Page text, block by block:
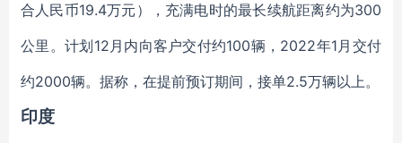
合人民币19.4万元），充满电时的最长续航距离约为300
公里。计划12月内向客户交付约100辆，2022年1月交付
约2000辆。据称，在提前预订期间，接单2.5万辆以上。
印度